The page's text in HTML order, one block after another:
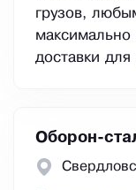
грузов,
максимально
доставки
Оборон-